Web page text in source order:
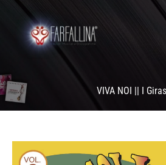
contenuto
VIVA NOI || I